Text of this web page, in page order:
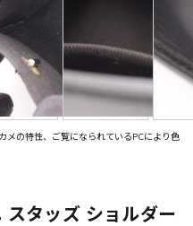
の特性、ご覧になられているPCにより色
スタッズ ショルダー